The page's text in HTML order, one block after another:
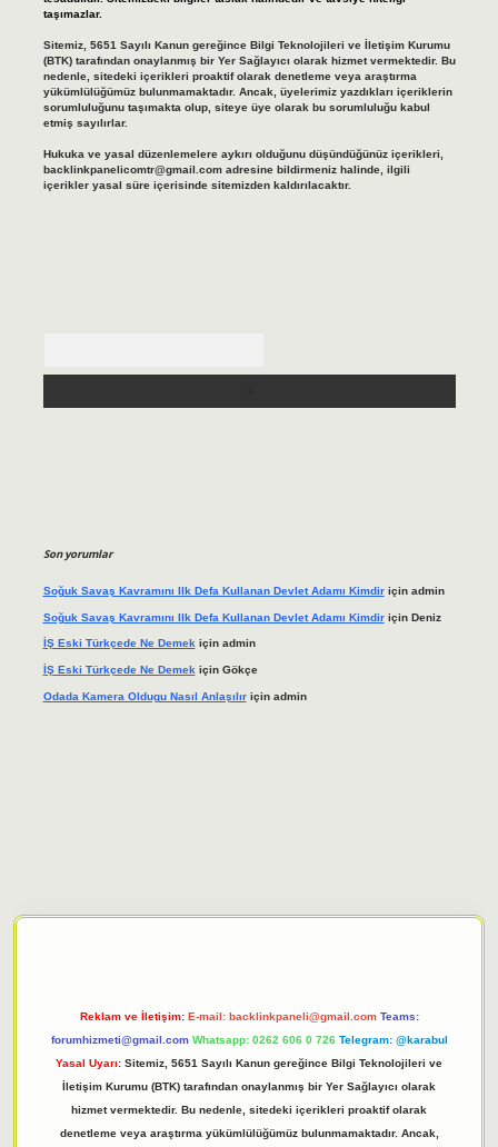
taşımazlar.
Sitemiz, 5651 Sayılı Kanun gereğince Bilgi Teknolojileri ve İletişim Kurumu
(BTK) tarafından onaylanmış bir Yer Sağlayıcı olarak hizmet vermektedir. Bu
nedenle, sitedeki içerikleri proaktif olarak denetleme veya araştırma
yükümlülüğümüz bulunmamaktadır. Ancak, üyelerimiz yazdıkları içeriklerin
sorumluluğunu taşımakta olup, siteye üye olarak bu sorumluluğu kabul
etmiş sayılırlar.
Hukuka ve yasal düzenlemelere aykırı olduğunu düşündüğünüz içerikleri,
backlinkpanelicomtr@gmail.comadresine bildirmeniz halinde, ilgili
içerikler yasal süre içerisinde sitemizden kaldırılacaktır.
Son yorumlar
Soğuk Savaş Kavramını Ilk Defa Kullanan Devlet Adamı Kimdiriçin admin
Soğuk Savaş Kavramını Ilk Defa Kullanan Devlet Adamı Kimdiriçin Deniz
İŞ Eski Türkçede Ne Demekiçin admin
İŞ Eski Türkçede Ne Demek için Gökçe
Odada Kamera Oldugu Nasıl Anlaşılıriçin admin
Reklam ve İletişim: E-mail: backlinkpaneli@gmail.com Teams:
forumhizmeti@gmail.com Whatsapp: 0262 606 0 726 Telegram: @karabul
Yasal Uyarı: Sitemiz, 5651 Sayılı Kanun gereğince Bilgi Teknolojileri ve
İletişim Kurumu (BTK) tarafından onaylanmış bir Yer Sağlayıcı olarak
hizmet vermektedir. Bu nedenle, sitedeki içerikleri proaktif olarak
denetleme veya araştırma yükümlülüğümüz bulunmamaktadır. Ancak,